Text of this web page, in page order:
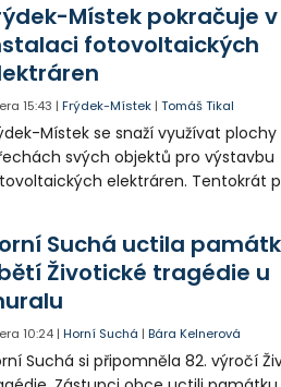
někteří obyvatelé rozhodli sepsat
Místek pokračuje v
fotovoltaických
15:43 |Frýdek-Místek |Tomáš Tikal
Místek se snaží využívat plochy
svých objektů pro výstavbu
elektráren. Tentokrát
Suchá uctila
Životické tragédie u
10:24 |Horní Suchá |Bára Kelnerová
Suchá si připomněla 82. výročí